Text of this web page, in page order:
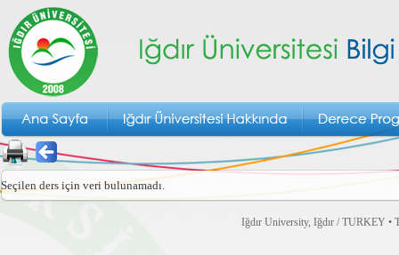
Seçilen ders için veri bulunamadı.
Iğdır University, Iğdır / TURKEY •